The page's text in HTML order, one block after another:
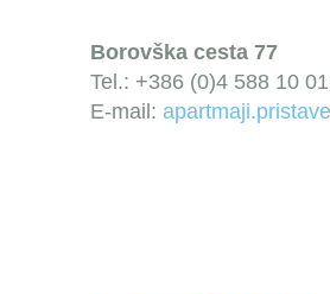
Borovška cesta 77
Tel.: +386 (0)4 588 10
E-mail: